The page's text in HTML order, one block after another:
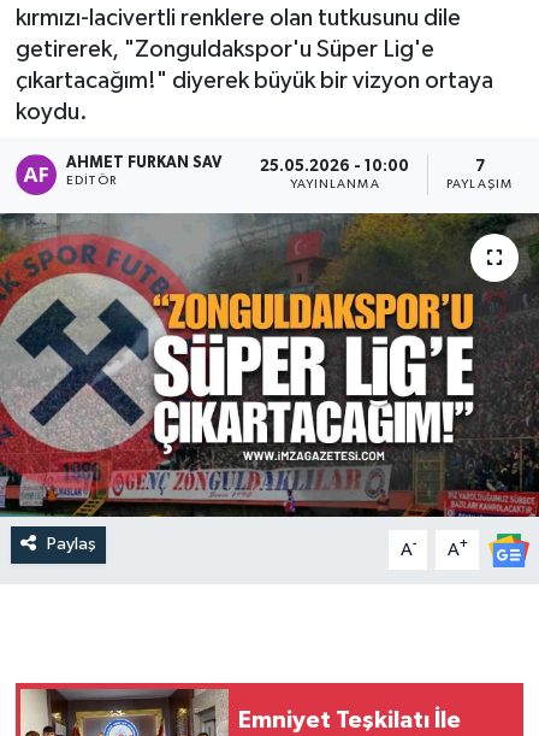
kırmızı-lacivertli renklere olan tutkusunu dile
getirerek, "Zonguldakspor'u Süper Lig'e
çıkartacağım!" diyerek büyük bir vizyon ortaya
koydu.
AHMET FURKAN SAV
EDITÖR
25.05.2026 - 10:00
YAYINLANMA
7
PAYLAŞIM
Paylaş A- A+
Emniyet Teşkilatı İle